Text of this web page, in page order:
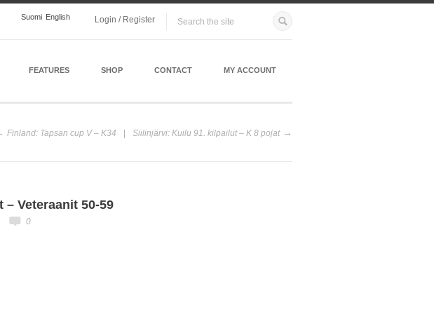
Suomi English Login / Register
FEATURES SHOP CONTACT MY ACCOUNT
Finland: Tapsan cup V – K34 Siilinjärvi: Kuilu 91. kilpailut – K 8 pojat
Veteraanit 50-59
0